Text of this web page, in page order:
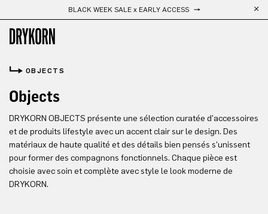
Passer au contenu principalBLACK WEEK SALE x EARLY ACCESS
OBJECTS
Objects
DRYKORN OBJECTS présente une sélection curatée d'accessoires
et de produits lifestyle avec un accent clair sur le design. Des
matériaux de haute qualité et des détails bien pensés s'unissent
pour former des compagnons fonctionnels. Chaque pièce est
choisie avec soin et complète avec style le look moderne de
DRYKORN.